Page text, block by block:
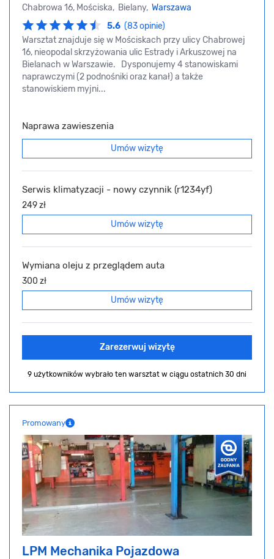
Chabrowa 16, Mościska, Bielany, Warszawa
5.6 (83 opinie)
Warsztat znajduje się w Mościskach przy ulicy Chabrowej
16, nieopodal skrzyżowania ulic Estrady i Arkuszowej na
Bielanach w Warszawie. Dysponujemy 4 stanowiskami
naprawczymi (2 podnośniki oraz kanał) a także
stanowiskiem myjni...
Naprawa zawieszenia
Umów wizytę
Serwis klimatyzacji - nowy czynnik (r1234yf)
249 zł
Umów wizytę
Wymiana oleju z przeglądem auta
300 zł
Umów wizytę
Zarezerwuj wizytę
9 użytkowników wybrało ten warsztat w ciągu ostatnich 30 dni
Promowany
LPM Mechanika Pojazdowa